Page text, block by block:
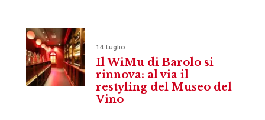
14 Luglio
Il WiMu di Barolo si
rinnova: al via il
restyling del Museo del
Vino